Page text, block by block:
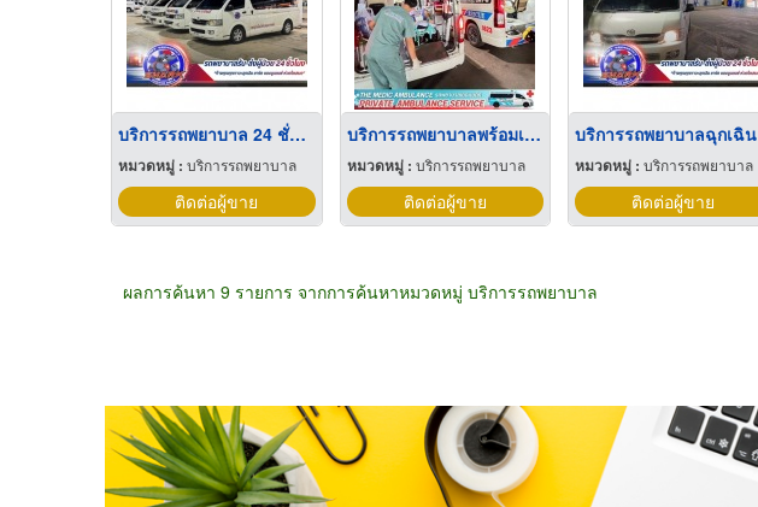
บริการรถพยาบาล 24 ชั่วโมง
หมวดหมู่ : บริการรถพยาบาล
ติดต่อผู้ขาย
บริการรถพยาบาลพร้อมเจ้าหน้าที่
หมวดหมู่ : บริการรถพยาบาล
ติดต่อผู้ขาย
บริการรถพยาบาลฉุกเฉิน
หมวดหมู่ : บริการรถพยาบาล
ติดต่อผู้ขาย
ผลการค้นหา 9 รายการ จากการค้นหาหมวดหมู่ บริการรถพยาบาล
ขายส่ง ขายปลีก ผู้ผลิต ตัวแทนจัดจำหน่าย ผู้ส่งออก/นำเข้า